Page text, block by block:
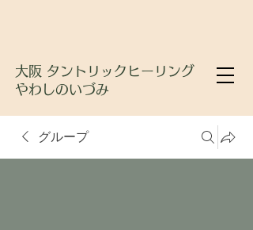
大阪 タントリックヒーリング
やわしのいづみ
グループ